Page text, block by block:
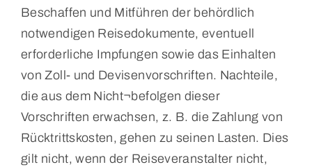
Beschaffen und Mitführen der behördlich
notwendigen Reisedokumente, eventuell
erforderliche Impfungen sowie das Einhalten
von Zoll- und Devisenvorschriften. Nachteile,
die aus dem Nicht¬befolgen dieser
Vorschriften erwachsen, z. B. die Zahlung von
Rücktrittskosten, gehen zu seinen Lasten. Dies
gilt nicht, wenn der Reiseveranstalter nicht,